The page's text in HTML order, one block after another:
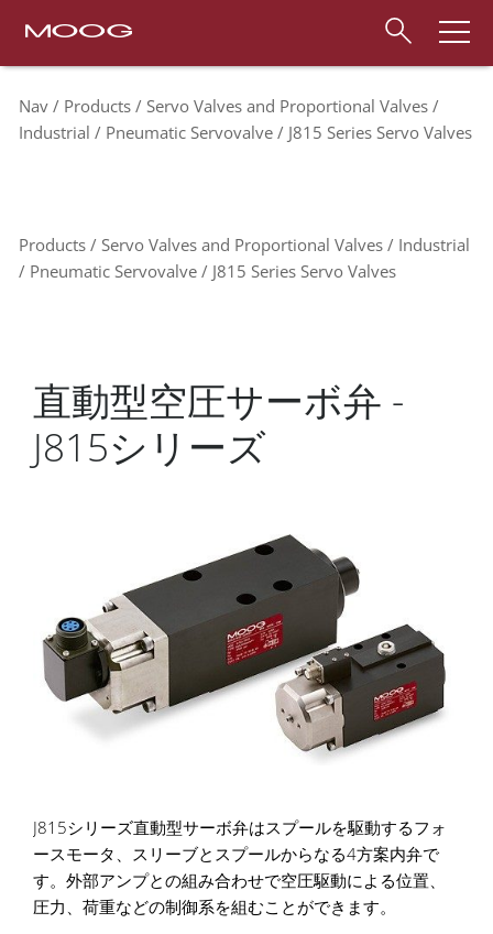
Nav Products
Servo Valves and Proportional Valves
Industrial
Pneumatic Servovalve J815 Series Servo Valves
Products Servo Valves and Proportional Valves
Industrial
Pneumatic Servovalve
J815 Series Servo Valves
直動型空圧サーボ弁 -
J815シリーズ
J815シリーズ直動型サーボ弁はスプールを駆動するフォ
ースモータ、スリーブとスプールからなる4方案内弁で
す。外部アンプとの組み合わせで空圧駆動による位置、
圧力、荷重などの制御系を組むことができます。